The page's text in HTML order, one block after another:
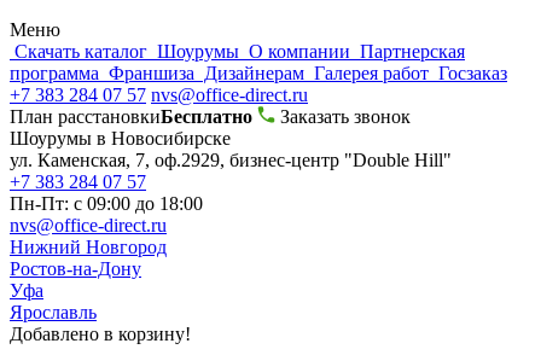
Меню
Скачать каталог Шоурумы О компании Партнерская
программа Франшиза Дизайнерам Галерея работ Госзаказ
+7 383 284 07 57 nvs@office-direct.ru
План расстановкиБесплатно
Заказать звонок
Шоурумы в Новосибирске
ул. Каменская, 7, оф.2929, бизнес-центр "Double Hill"
+7 383 284 07 57
Пн-Пт: с 09:00 до 18:00
nvs@office-direct.ru
Нижний Новгород
Ростов-на-Дону
Уфа
Ярославль
Добавлено в корзину!